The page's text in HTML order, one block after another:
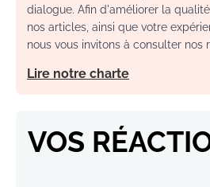
dialogue. Afin d'améliorer la
nos articles, ainsi que votre
nous vous invitons à consulter nos
Lire notre charte
VOS